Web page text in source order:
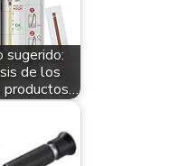
de los
productos…